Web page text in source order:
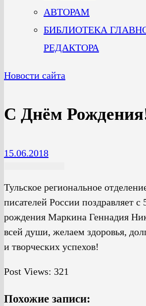
АВТОРАМ
БИБЛИОТЕКА
РЕДАКТОРА
Новости сайта
С Днём
15.06.2018
Тульское региональное
писателей России поздравляет
рождения Маркина Геннадия
всей души, желаем здоровья,
и творческих успехов!
Post Views: 321
Похожие записи: